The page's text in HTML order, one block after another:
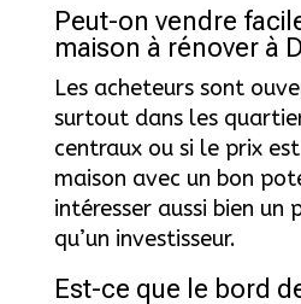
Peut-on vendre
maison à rénover à
Les acheteurs sont
surtout dans les
centraux ou si le prix
maison avec un bon
intéresser aussi bien
qu’un investisseur.
Est-ce que le bord